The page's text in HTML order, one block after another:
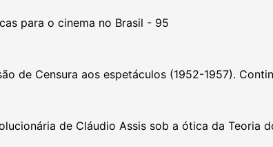
para o cinema no Brasil - 95
de Censura aos espetáculos (1952-1957).
de Cláudio Assis sob a ótica da Teoria